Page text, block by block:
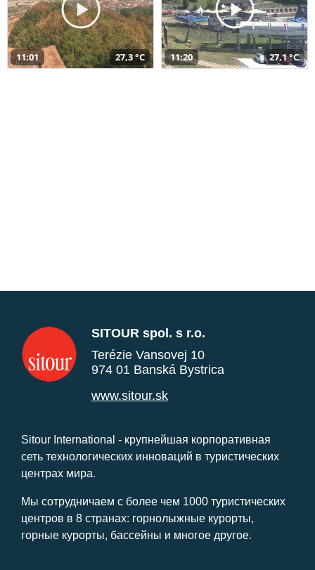
11:01 27,3 °C 11:20 27,1 °C
SITOUR spol. s r.o.
Terézie Vansovej 10
974 01 Banská Bystrica
www.sitour.sk
Sitour International - крупнейшая корпоративная
сеть технологических инноваций в туристических
центрах мира.
Мы сотрудничаем с более чем 1000 туристических
центров в 8 странах: горнолыжные курорты,
горные курорты, бассейны и многое другое.